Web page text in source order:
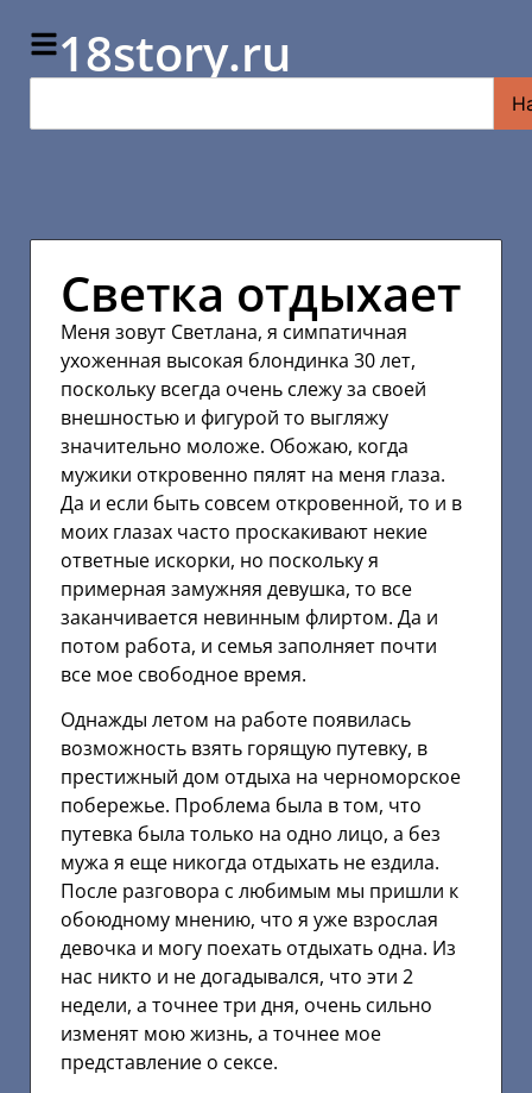
18story.ru
Светка отдыхает
Меня зовут Светлана, я симпатичная
ухоженная высокая блондинка 30 лет,
поскольку всегда очень слежу за своей
внешностью и фигурой то выгляжу
значительно моложе. Обожаю, когда
мужики откровенно пялят на меня глаза.
Да и если быть совсем откровенной, то и в
моих глазах часто проскакивают некие
ответные искорки, но поскольку я
примерная замужняя девушка, то все
заканчивается невинным флиртом. Да и
потом работа, и семья заполняет почти
все мое свободное время.
Однажды летом на работе появилась
возможность взять горящую путевку, в
престижный дом отдыха на черноморское
побережье. Проблема была в том, что
путевка была только на одно лицо, а без
мужа я еще никогда отдыхать не ездила.
После разговора с любимым мы пришли к
обоюдному мнению, что я уже взрослая
девочка и могу поехать отдыхать одна. Из
нас никто и не догадывался, что эти 2
недели, а точнее три дня, очень сильно
изменят мою жизнь, а точнее мое
представление о сексе.